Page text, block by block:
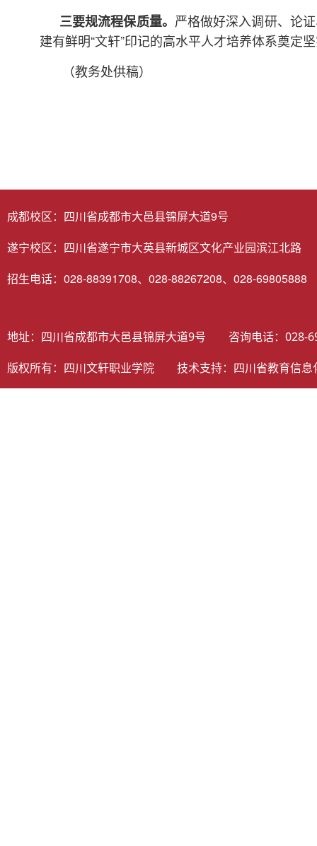
三要规流程保质量。 严格做好深入调研、论
建有鲜明“文轩”印记的高水平人才培养体系奠定
（教务处供稿）
成都校区：四川省成都市大邑县锦屏大道9号
遂宁校区：四川省遂宁市大英县新城区文化产业园滨江北路
招生电话：028-88391708、028-88267208、028-69805888
地址：四川省成都市大邑县锦屏大道9号 咨询电话：
版权所有：四川文轩职业学院 技术支持： 四川省教育信